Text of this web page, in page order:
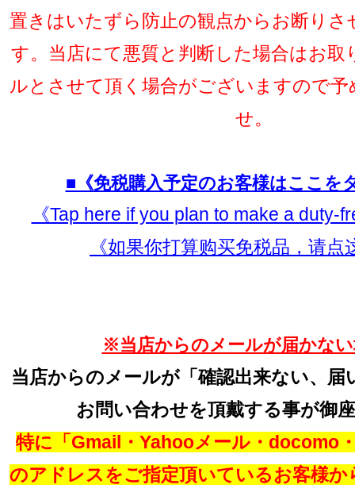
置きはいたずら防止の観点からお断り
す。当店にて悪質と判断した場合はお取
ルとさせて頂く場合がございますので
せ。
■《免税購入予定のお客様はここを
《Tap here if you plan to make a duty-
《如果你打算购买免税品，请点
※当店からのメールが届かな
当店からのメールが「確認出来ない、届
お問い合わせを頂戴する事が御
特に「Gmail・Yahooメール・docomo
のアドレスをご指定頂いているお客様